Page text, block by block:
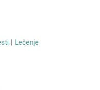
Lečenje